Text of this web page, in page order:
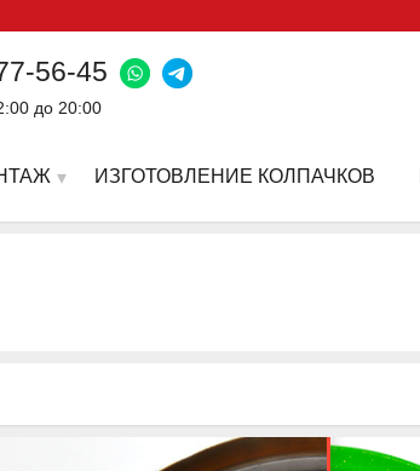
56-45
до 20:00
ИЗГОТОВЛЕНИЕ КОЛПАЧКОВ